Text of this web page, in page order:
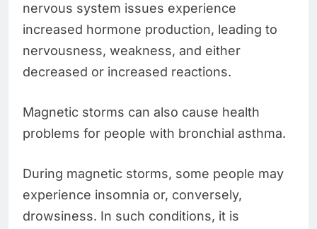
nervous system issues experience
increased hormone production, leading to
nervousness, weakness, and either
decreased or increased reactions.
Magnetic storms can also cause health
problems for people with bronchial asthma.
During magnetic storms, some people may
experience insomnia or, conversely,
drowsiness. In such conditions, it is